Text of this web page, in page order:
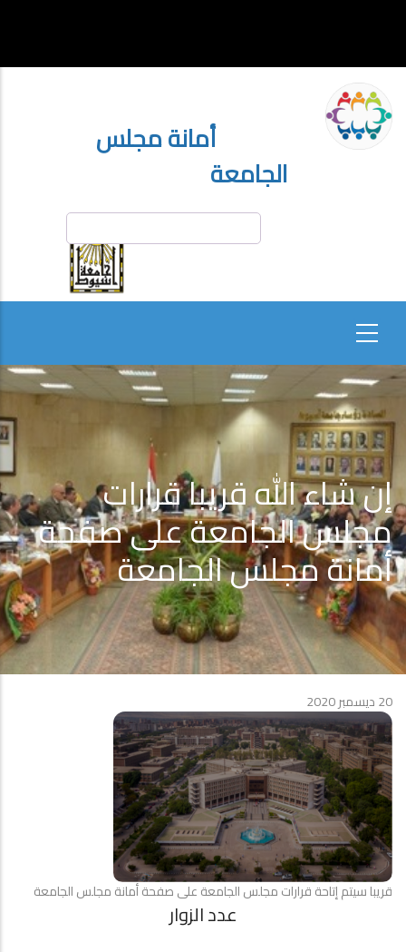
الرئيسي
أمانة مجلس
الجامعة
بحث
إن شاء الله قريبا قرارات
مجلس الجامعة على صفحة
أمانة مجلس الجامعة
20 ديسمبر 2020
قريبا سيتم إتاحة قرارات مجلس الجامعة على صفحة أمانة مجلس الجامعة
عدد الزوار